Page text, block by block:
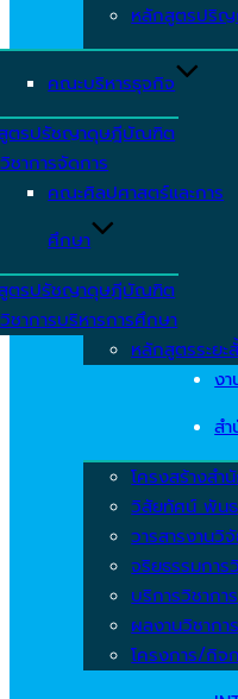
หลักสูตรปริญ
คณะบริหารธุจกิจ
ตรปรัชญาดุษฎีบัณฑิต
ชาการจัดการ
คณะศิลปศาสตร์และการ
ศึกษา
ตรปรัชญาดุษฎีบัณฑิต
ชาการบริหารการศึกษา
หลักสูตรระยะ
ง
ส
โครงสร้างสำ
วิสัยทัศน์ พัน
วารสารงานวิ
จริยธรรมการ
บริการวิชาการ
ผลงานวิชาการ
โครงการ/กิจ